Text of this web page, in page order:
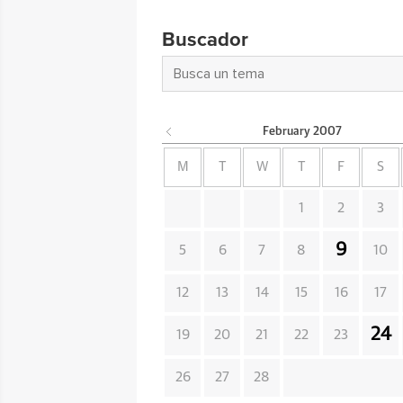
Buscador
February 2007
M W F S
1 2 3
5 6 7 8 9 10
12 13 14 15 16 17
19 20 21 22 23 24
26 27 28